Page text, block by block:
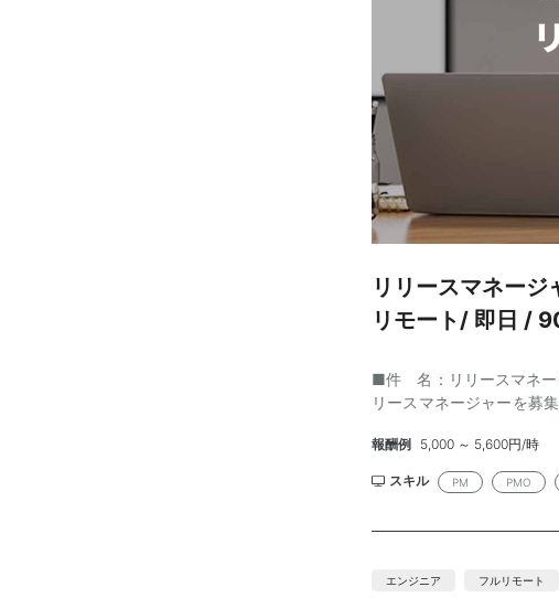
リリースマネー
リモート/ 即日 /
■件 名：リリースマネー
リースマネージャーを募
リース後の確認までを推
うえで、関係者間の調整
めています。 ・リリース
一次切り分け・対応調
ムまたは業務システム開
報酬例 5,000 ～ 5,600円/時
スキル PM PMO
エンジニア フルリモート